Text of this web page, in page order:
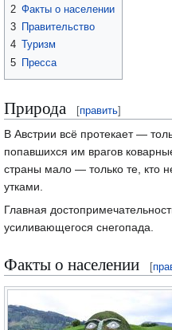
2 Факты о населении
3 Правительство
4 Туризм
5 Пресса
Природа [править]
В Австрии всё протекает —
попавшихся им врагов
страны мало — только те, кто
утками.
Главная
усиливающегося снегопада.
Факты о населении [